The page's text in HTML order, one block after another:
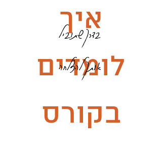
איך
לומדים
בקורס
בדרך שתוביל
אותך להצלחה